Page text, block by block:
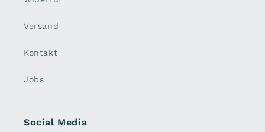
Versand
Kontakt
Jobs
Social Media